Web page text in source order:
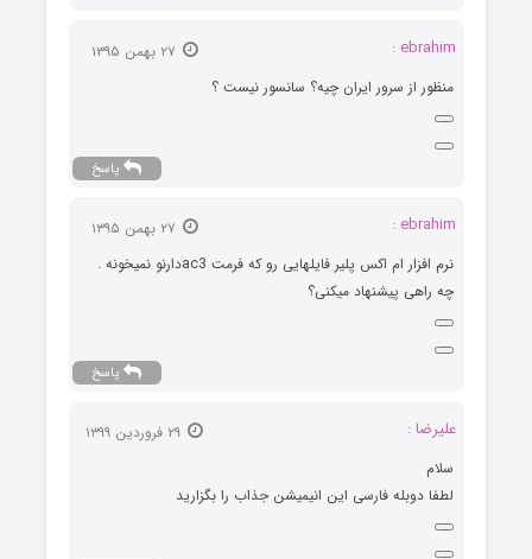
ebrahim :
منظور از سرور ایران چیه؟ سانسور نیست ؟
پاسخ
ebrahim :
نرم افزار ام اکس پلیر فایلهایی رو که فرمت ac3دارنو نمیخونه .
چه راهی پیشنهاد میکنی؟
پاسخ
علیرضا :
سلام
لطفا دوبله فارسی این انیمیشن جذاب را بگزارید